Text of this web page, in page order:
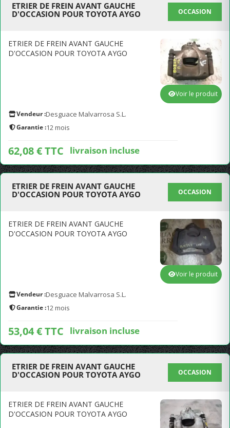
ETRIER DE FREIN AVANT GAUCHE
D'OCCASION POUR TOYOTA AYGO
OCCASION
ETRIER DE FREIN AVANT GAUCHE
D'OCCASION POUR TOYOTA AYGO
Vendeur :Desguace Malvarrosa S.L.
Garantie :12 mois
62,08 € TTC livraison incluse
Voir le produit
ETRIER DE FREIN AVANT GAUCHE
D'OCCASION POUR TOYOTA AYGO
OCCASION
ETRIER DE FREIN AVANT GAUCHE
D'OCCASION POUR TOYOTA AYGO
Vendeur :Desguace Malvarrosa S.L.
Garantie :12 mois
53,04 € TTC livraison incluse
Voir le produit
ETRIER DE FREIN AVANT GAUCHE
D'OCCASION POUR TOYOTA AYGO
OCCASION
ETRIER DE FREIN AVANT GAUCHE
D'OCCASION POUR TOYOTA AYGO